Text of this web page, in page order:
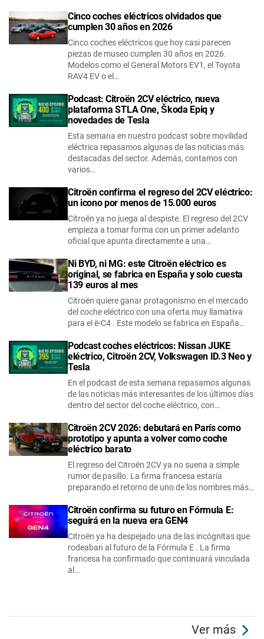
Cinco coches eléctricos olvidados que
cumplen 30 años en 2026
Cinco coches eléctricos que hoy casi parecen
piezas de museo cumplen 30 años en 2026.
Modelos como el General Motors EV1, el Toyota
RAV4 EV o el…
Podcast: Citroën 2CV eléctrico, nueva
plataforma STLA One, Škoda Epiq y
novedades de Tesla
Esta semana en nuestro podcast sobre movilidad
eléctrica repasamos algunas de las noticias más
destacadas del sector. Además, contamos con
varios…
Citroën confirma el regreso del 2CV eléctrico:
un icono por menos de 15.000 euros
Citroën ya no juega al despiste. El regreso del 2CV
empieza a tomar forma con un primer adelanto
oficial que apunta directamente a una…
Ni BYD, ni MG: este Citroën eléctrico es
original, se fabrica en España y solo cuesta
139 euros al mes
Citroën quiere ganar protagonismo en el mercado
del coche eléctrico con una oferta muy llamativa
para el ë-C4 . Este modelo se fabrica en España…
Podcast coches eléctricos: Nissan JUKE
eléctrico, Citroën 2CV, Volkswagen ID.3 Neo y
Tesla
En el podcast de esta semana repasamos algunas
de las noticias más interesantes de los últimos días
dentro del sector del coche eléctrico, con…
Citroën 2CV 2026: debutará en París como
prototipo y apunta a volver como coche
eléctrico barato
El regreso del Citroën 2CV ya no suena a simple
rumor de pasillo. La firma francesa estaría
preparando el retorno de uno de los nombres más…
Citroën confirma su futuro en Fórmula E:
seguirá en la nueva era GEN4
Citroën ya ha despejado una de las incógnitas que
rodeaban al futuro de la Fórmula E . La firma
francesa ha confirmado que continuará vinculada
al…
Ver más